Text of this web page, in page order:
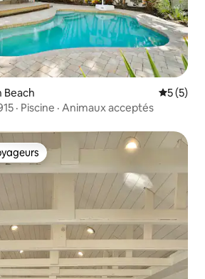
Beach
5 (5)
· Piscine · Animaux acceptés
les plus appréciés